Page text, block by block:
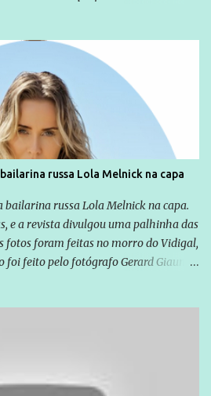
que além de informação
vez mais preocupantes, do tipo que
neste espaço, vou trabalhar a ideia
só informações, mas que gere de
do conhecimento... Exemplo: o
só ser informado sobre operações
podem retirar ou não direitos, ou
preciso levar até as pessoas, do mais
diz a nossa Constituição, quais são
russa Lola Melnick na capa
bailarina russa Lola Melnick na capa.
e a revista divulgou uma palhinha das
fotos foram feitas no morro do Vidigal,
foi feito pelo fotógrafo Gerard Giaume